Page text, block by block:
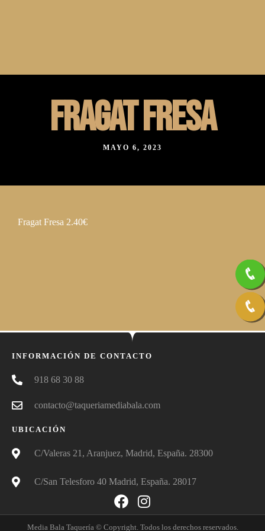
FRAGAT FRESA
MAYO 6, 2023
Fragat Fresa 2.40€
INFORMACIÓN DE CONTACTO
918 68 30 88
contacto@taqueriamediabala.com
UBICACIÓN
C/Valeras 21, Aranjuez, Madrid, España. 28300
C/San Telesforo 40 Madrid, España. 28017
Media Bala Taquería © Copyright. Todos los derechos reservados.